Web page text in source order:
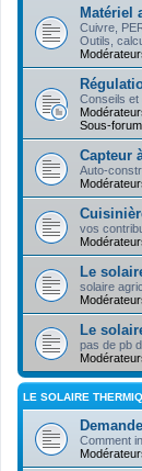
Matériel
Cuivre,
Outils,
Conseils et
Sous-
Capteur
Auto-
vos
Le
solaire
Le
pas de pb
LE SOLAIRE
Comment